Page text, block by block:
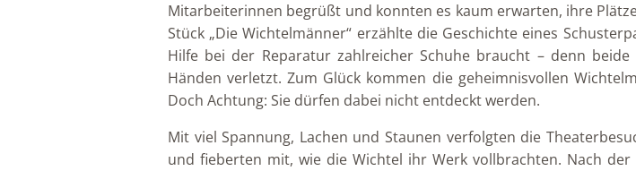
Mitarbeiterinnen begrüßt und konnten es kaum erwarten, ihre
Stück „Die Wichtelmänner“ erzählte die Geschichte eines
Hilfe bei der Reparatur zahlreicher Schuhe braucht – denn
Händen verletzt. Zum Glück kommen die geheimnisvollen
Doch Achtung: Sie dürfen dabei nicht entdeckt werden.
Mit viel Spannung, Lachen und Staunen verfolgten die
und fieberten mit, wie die Wichtel ihr Werk vollbrachten. Nach der